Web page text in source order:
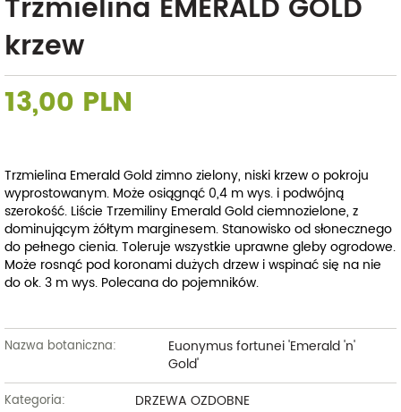
Trzmielina EMERALD GOLD
krzew
13,00 PLN
Trzmielina Emerald Gold zimno zielony, niski krzew o pokroju
wyprostowanym. Może osiągnąć 0,4 m wys. i podwójną
szerokość. Liście Trzemiliny Emerald Goldciemnozielone, z
dominującym żółtym marginesem. Stanowisko od słonecznego
do pełnego cienia. Toleruje wszystkie uprawne gleby ogrodowe.
Może rosnąć pod koronami dużych drzew i wspinać się na nie
do ok. 3 m wys. Polecana do pojemników.
Nazwa botaniczna:
Euonymus fortunei 'Emerald 'n'
Gold'
Kategoria: DRZEWA OZDOBNE